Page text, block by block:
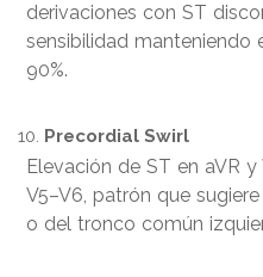
derivaciones con ST
sensibilidad manteniendo
90%.
Precordial Swirl
Elevación de ST en aVR
V5–V6, patrón que
o del tronco común